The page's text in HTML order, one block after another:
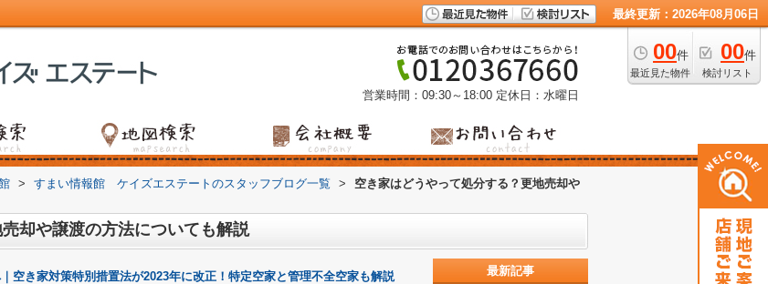
最終更新：2026年08月06日
00件
最近見た物件
00件
検討リスト
営業時間：09:30～18:00 定休日：水曜日
> すまい情報館 ケイズエステートのスタッフブログ一覧 >
空き家はどうやって処分する？更地売却や
却や譲渡の方法についても解説
空き家対策特別措置法が2023年に改正！特定空家と管理不全空家も解説
最新記事